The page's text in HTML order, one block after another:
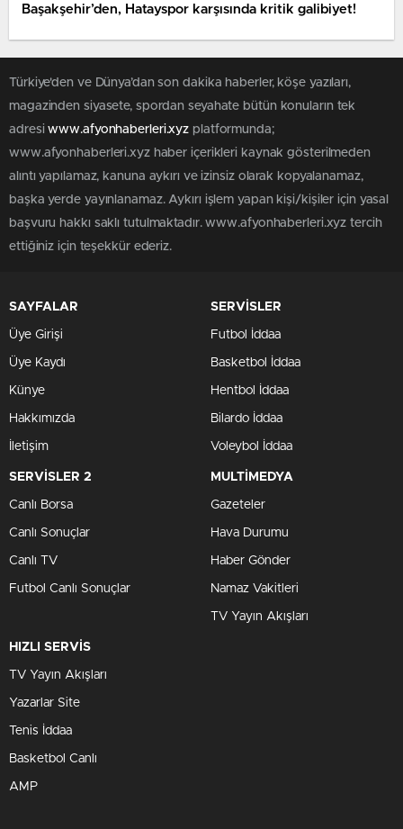
Başakşehir’den, Hatayspor karşısında kritik galibiyet!
Türkiye'den ve Dünya’dan son dakika haberler, köşe yazıları,
magazinden siyasete, spordan seyahate bütün konuların tek
adresiwww.afyonhaberleri.xyz platformunda;
www.afyonhaberleri.xyz haber içerikleri kaynak gösterilmeden
alıntı yapılamaz, kanuna aykırı ve izinsiz olarak kopyalanamaz,
başka yerde yayınlanamaz. Aykırı işlem yapan kişi/kişiler için yasal
başvuru hakkı saklı tutulmaktadır. www.afyonhaberleri.xyz tercih
ettiğiniz için teşekkür ederiz.
SAYFALAR
Üye Girişi
Üye Kaydı
Künye
Hakkımızda
İletişim
SERVİSLER
Futbol İddaa
Basketbol İddaa
Hentbol İddaa
Bilardo İddaa
Voleybol İddaa
SERVİSLER 2
Canlı Borsa
Canlı Sonuçlar
Canlı TV
Futbol Canlı Sonuçlar
MULTİMEDYA
Gazeteler
Hava Durumu
Haber Gönder
Namaz Vakitleri
TV Yayın Akışları
HIZLI SERVİS
TV Yayın Akışları
Yazarlar Site
Tenis İddaa
Basketbol Canlı
AMP